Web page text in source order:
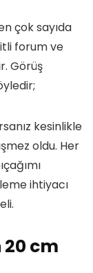
çok sayıda
forum ve
Görüş
kesinlikle
oldu. Her
ihtiyacı
cm